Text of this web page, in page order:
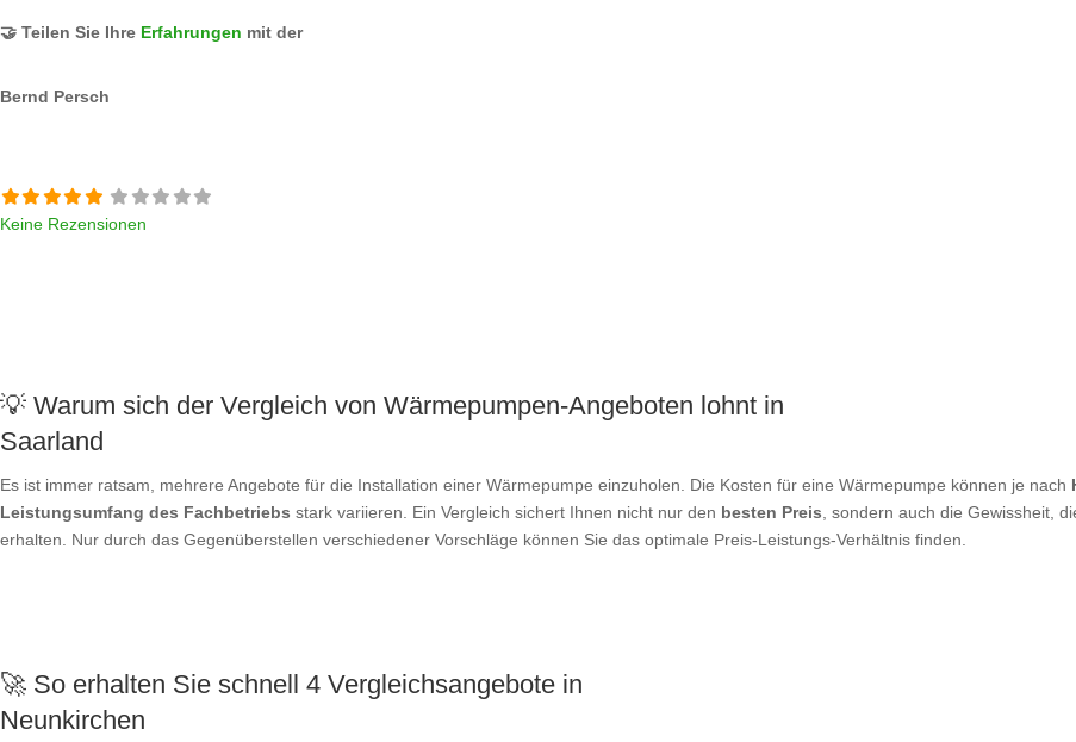
🤝 Teilen Sie Ihre Erfahrungen mit der
Bernd Persch
Keine Rezensionen
💡 Warum sich der Vergleich von Wärmepumpen-Angeboten lohnt in
Saarland
Es ist immer ratsam, mehrere Angebote für die Installation einer Wärmepumpe einzuholen. Die Kosten für eine Wärmepumpe können je nach
Leistungsumfang des Fachbetriebs stark variieren. Ein Vergleich sichert Ihnen nicht nur den besten Preis, sondern auch die Gewissheit,
erhalten. Nur durch das Gegenüberstellen verschiedener Vorschläge können Sie das optimale Preis-Leistungs-Verhältnis finden.
🚀 So erhalten Sie schnell 4 Vergleichsangebote in
Neunkirchen